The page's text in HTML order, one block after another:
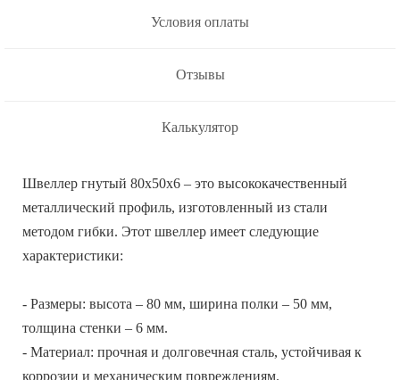
Условия оплаты
Отзывы
Калькулятор
Швеллер гнутый 80х50х6 – это высококачественный
металлический профиль, изготовленный из стали
методом гибки. Этот швеллер имеет следующие
характеристики:
- Размеры: высота – 80 мм, ширина полки – 50 мм,
толщина стенки – 6 мм.
- Материал: прочная и долговечная сталь, устойчивая к
коррозии и механическим повреждениям.